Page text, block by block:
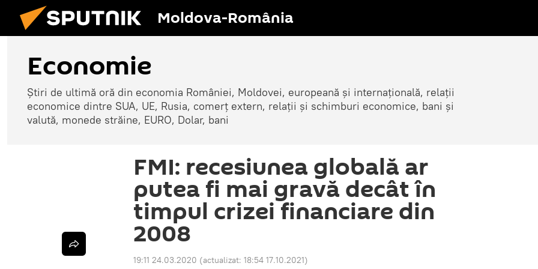
Moldova-România
Economie
Știri de ultimă oră din economia României, Moldovei, europeană și internațională, relații
economice dintre SUA, UE, Rusia, comerț extern, relații și schimburi economice, bani și
valută, monede străine, EURO, Dolar, bani
FMI: recesiunea globală ar
putea fi mai gravă decât în
timpul crizei financiare din
2008
19:11 24.03.2020 (actualizat: 18:54 17.10.2021)